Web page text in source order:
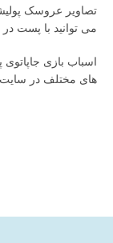
تصاویر عروسک
می توانید با پست در طی ۲ الی ۴ روز و با پیک در شهر تهران در همان روز عروسک پولیشی
اسباب بازی
های مختلف در سایت